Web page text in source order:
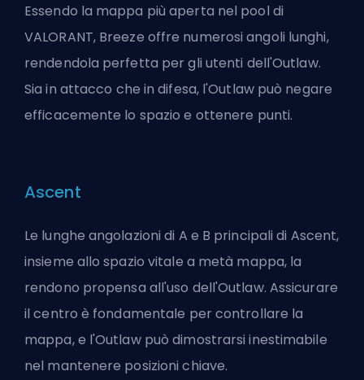
Essendo la mappa più aperta nel pool di
VALORANT, Breeze offre numerosi angoli lunghi,
rendendola perfetta per gli utenti dell'Outlaw.
Sia in attacco che in difesa, l'Outlaw può negare
efficacemente lo spazio e ottenere punti.
Ascent
Le lunghe angolazioni di A e B principali di Ascent,
insieme allo spazio vitale a metà mappa, la
rendono propensa all'uso dell'Outlaw. Assicurare
il centro è fondamentale per controllare la
mappa, e l'Outlaw può dimostrarsi inestimabile
nel mantenere posizioni chiave.